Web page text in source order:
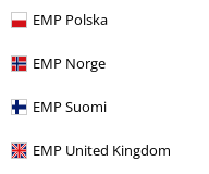
EMP Polska
EMP Norge
EMP Suomi
EMP United Kingdom